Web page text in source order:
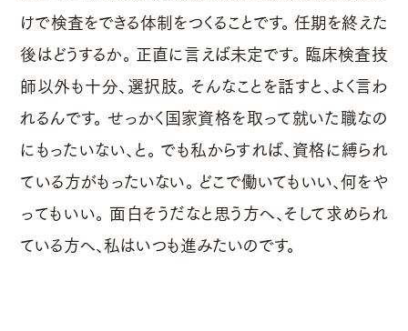
けで検査をできる体制をつくることです。 任期を終えた
後はどうするか。 正直に言えば未定です。 臨床検査技
師以外も十分、選択肢。 そんなことを話すと、よく言わ
れるんです。 せっかく国家資格を取って就いた職なの
にもったいない、と。 でも私からすれば、資格に縛られ
ている方がもったいない。 どこで働いてもいい、何をや
ってもいい。 面白そうだなと思う方へ、そして求められ
ている方へ、私はいつも進みたいのです。